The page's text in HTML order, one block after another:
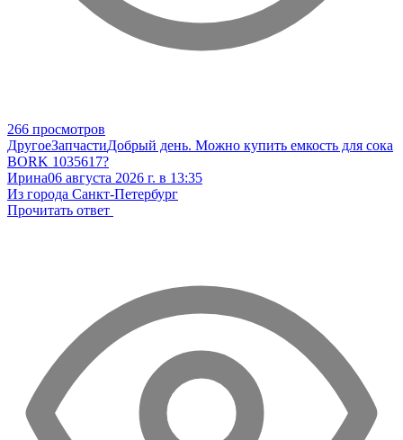
266 просмотров
ДругоеЗапчастиДобрый день. Можно купить емкость для сока
BORK 1035617?
Ирина06 августа 2026 г. в 13:35
Из города Санкт-Петербург
Прочитать ответ